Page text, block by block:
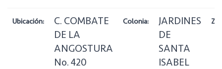
Ubicación:
C. COMBATE
DE LA
ANGOSTURA
No. 420
Colonia:
JARDINES
DE
SANTA
ISABEL